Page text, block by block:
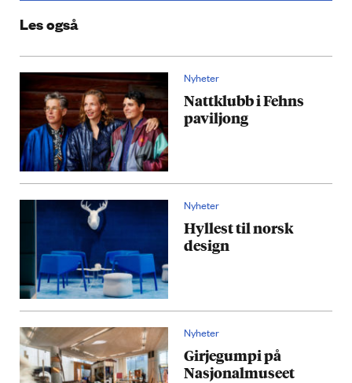
Les også
Nyheter
Nattklubb i Fehns
paviljong
Nyheter
Hyllest til norsk
design
Nyheter
Girjegumpi på
Nasjonalmuseet